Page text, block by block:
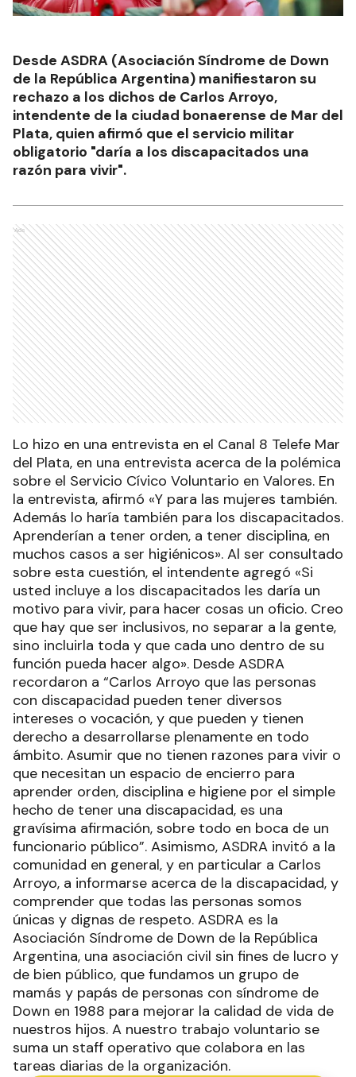
Desde ASDRA (Asociación Síndrome de Down
de la República Argentina) manifiestaron su
rechazo a los dichos de Carlos Arroyo,
intendente de la ciudad bonaerense de Mar del
Plata, quien afirmó que el servicio militar
obligatorio "daría a los discapacitados una
razón para vivir".
Ads
Lo hizo en una entrevista en el Canal 8 Telefe Mar
del Plata, en una entrevista acerca de la polémica
sobre el Servicio Cívico Voluntario en Valores. En
la entrevista, afirmó «Y para las mujeres también.
Además lo haría también para los discapacitados.
Aprenderían a tener orden, a tener disciplina, en
muchos casos a ser higiénicos». Al ser consultado
sobre esta cuestión, el intendente agregó «Si
usted incluye a los discapacitados les daría un
motivo para vivir, para hacer cosas un oficio. Creo
que hay que ser inclusivos, no separar a la gente,
sino incluirla toda y que cada uno dentro de su
función pueda hacer algo». Desde ASDRA
recordaron a “Carlos Arroyo que las personas
con discapacidad pueden tener diversos
intereses o vocación, y que pueden y tienen
derecho a desarrollarse plenamente en todo
ámbito. Asumir que no tienen razones para vivir o
que necesitan un espacio de encierro para
aprender orden, disciplina e higiene por el simple
hecho de tener una discapacidad, es una
gravísima afirmación, sobre todo en boca de un
funcionario público”. Asimismo, ASDRA invitó a la
comunidad en general, y en particular a Carlos
Arroyo, a informarse acerca de la discapacidad, y
comprender que todas las personas somos
únicas y dignas de respeto. ASDRA es la
Asociación Síndrome de Down de la República
Argentina, una asociación civil sin fines de lucro y
de bien público, que fundamos un grupo de
mamás y papás de personas con síndrome de
Down en 1988 para mejorar la calidad de vida de
nuestros hijos. A nuestro trabajo voluntario se
suma un staff operativo que colabora en las
tareas diarias de la organización.